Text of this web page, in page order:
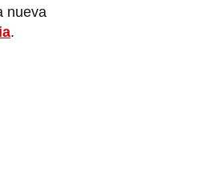
nueva
.